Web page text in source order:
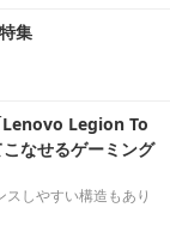
集
Lenovo Legion To
なせるゲーミング
しやすい構造もあり